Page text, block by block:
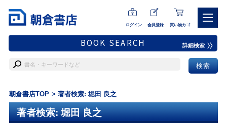
ログイン 会員登録 買い物カゴ
BOOK SEARCH 詳細検索
朝倉書店TOP 著者検索: 堀田 良之
著者検索: 堀田 良之